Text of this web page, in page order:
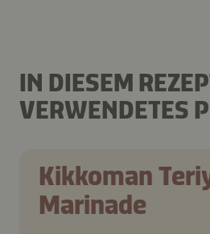
IN DIESEM
VERWENDETES
Kikkoman
Marinade